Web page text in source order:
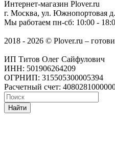
Интернет-магазин Plover.ru
г. Москва, ул. Южнопортовая д.
Мы работаем пн-сб: 10:00 -
2018 - 2026 © Plover.ru –
ИП Титов Олег Сайфулович
ИНН: 501906264209
ОГРНИП: 315505300005394
Расчетный счет:
Найти